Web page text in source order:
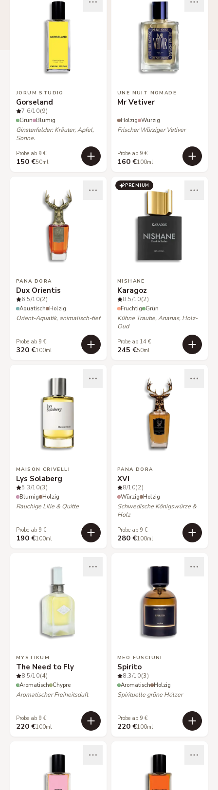
JORUM STUDIO
Gorseland
7.6/10(9)
Grün Blumig
Ginsterfelder: Kräuter, Apfel,
Sonne.
Probe ab 9 €
150 €50ml
UNE NUIT NOMADE
Mr Vetiver
Holzig Würzig
Frischer Würziger Vetiver
Probe ab 9 €
160 €100ml
PANA DORA
Dux Orientis
6.5/10(2)
Aquatisch Holzig
Orient-Aquatik, animalisch-tief
Probe ab 9 €
320 €100ml
PREMIUM
NISHANE
Karagoz
8.5/10(2)
Fruchtig Grün
Kühne Traube, Ananas, Holz-
Oud
Probe ab 14 €
245 €50ml
MAISON CRIVELLI
Lys Solaberg
5.3/10(3)
Blumig Holzig
Rauchige Lilie & Quitte
Probe ab 9 €
190 €100ml
PANA DORA
XVI
8/10(2)
Würzig Holzig
Schwedische Königswürze &
Holz
Probe ab 9 €
280 €100ml
MYSTIKUM
The Need to Fly
8.5/10(4)
Aromatisch Chypre
Aromatischer Freiheitsduft
Probe ab 9 €
220 €100ml
MEO FUSCIUNI
Spirito
8.3/10(3)
Aromatisch Holzig
Spirituelle grüne Hölzer
Probe ab 9 €
220 €100ml